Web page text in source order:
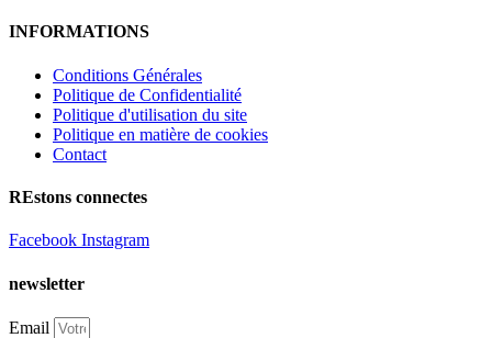
INFORMATIONS
Conditions Générales
Politique de Confidentialité
Politique d'utilisation du site
Politique en matière de cookies
Contact
REstons connectes
Facebook Instagram
newsletter
Email